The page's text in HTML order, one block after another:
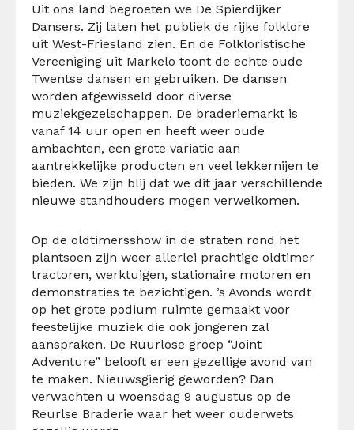
Uit ons land begroeten we De Spierdijker
Dansers. Zij laten het publiek de rijke folklore
uit West-Friesland zien. En de Folkloristische
Vereeniging uit Markelo toont de echte oude
Twentse dansen en gebruiken. De dansen
worden afgewisseld door diverse
muziekgezelschappen. De braderiemarkt is
vanaf 14 uur open en heeft weer oude
ambachten, een grote variatie aan
aantrekkelijke producten en veel lekkernijen te
bieden. We zijn blij dat we dit jaar verschillende
nieuwe standhouders mogen verwelkomen.
Op de oldtimersshow in de straten rond het
plantsoen zijn weer allerlei prachtige oldtimer
tractoren, werktuigen, stationaire motoren en
demonstraties te bezichtigen. ’s Avonds wordt
op het grote podium ruimte gemaakt voor
feestelijke muziek die ook jongeren zal
aanspraken. De Ruurlose groep “Joint
Adventure” belooft er een gezellige avond van
te maken. Nieuwsgierig geworden? Dan
verwachten u woensdag 9 augustus op de
Reurlse Braderie waar het weer ouderwets